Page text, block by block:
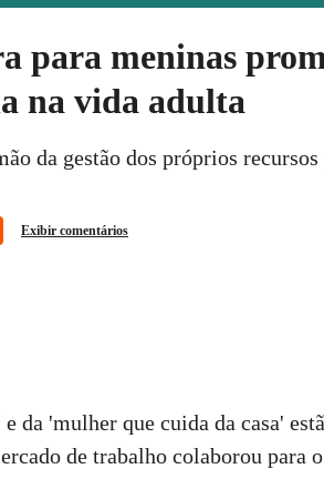
para meninas
na vida adulta
da gestão dos próprios
Exibir comentários
da 'mulher que cuida da casa'
de trabalho colaborou para